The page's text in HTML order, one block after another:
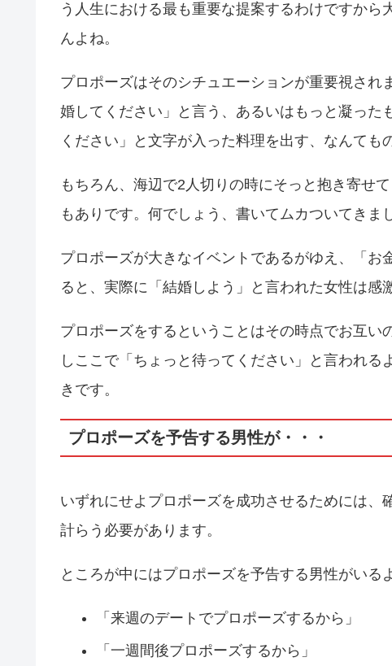
う人生における最も重要な提案するわけですか
んよね。
プロポーズはそのシチュエーションが重要視さ
婚してください」と言う、あるいはもっと凝った
ください」と文字が入った料理を出す、なんても
もちろん、海辺で2人切りの時にそっと抱き寄せ
もありです。何でしょう、書いてムカついてきま
プロポーズが大きなイベントであるがゆえ、「
ると、実際に「結婚しよう」と言われた女性は感
プロポーズをするということはその時点でお互い
しここで「ちょっと待ってください」と言われ
きです。
プロポーズを予告する男性が・・・
いずれにせよプロポーズを成功させるためには
計らう必要があります。
ところが中にはプロポーズを予告する男性がいる
「来週のデートでプロポーズするから」
「一週間後プロポーズするから」